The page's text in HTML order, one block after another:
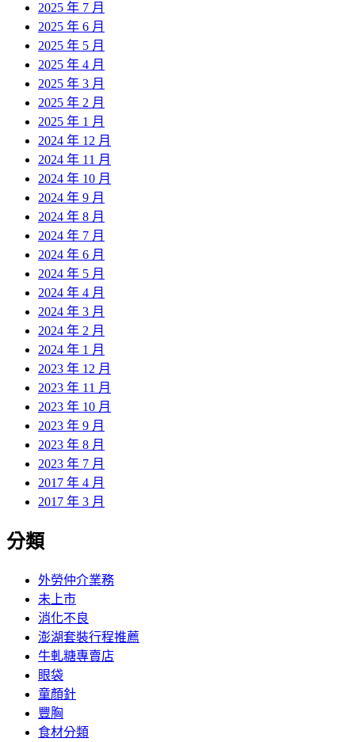
2025 年 7 月
2025 年 6 月
2025 年 5 月
2025 年 4 月
2025 年 3 月
2025 年 2 月
2025 年 1 月
2024 年 12 月
2024 年 11 月
2024 年 10 月
2024 年 9 月
2024 年 8 月
2024 年 7 月
2024 年 6 月
2024 年 5 月
2024 年 4 月
2024 年 3 月
2024 年 2 月
2024 年 1 月
2023 年 12 月
2023 年 11 月
2023 年 10 月
2023 年 9 月
2023 年 8 月
2023 年 7 月
2017 年 4 月
2017 年 3 月
分類
外勞仲介業務
未上市
消化不良
澎湖套裝行程推薦
牛軋糖專賣店
眼袋
童顏針
豐胸
食材分類